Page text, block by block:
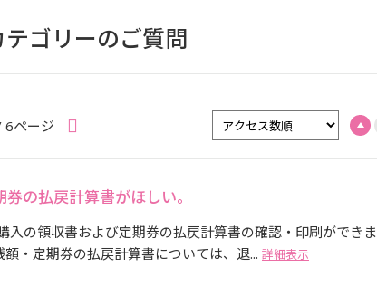
テゴリーのご質問
6ページ
の払戻計算書がほしい。
の領収書および定期券の払戻計算書の確認・印刷ができま
・定期券の払戻計算書については、退... 詳細表示